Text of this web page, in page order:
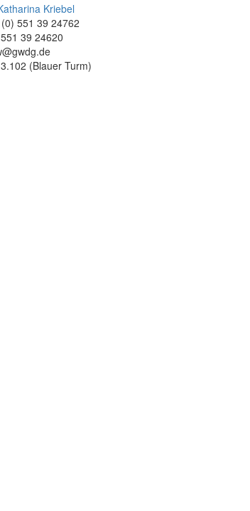
Kriebel
551 39 24762
39 24620
(Blauer Turm)